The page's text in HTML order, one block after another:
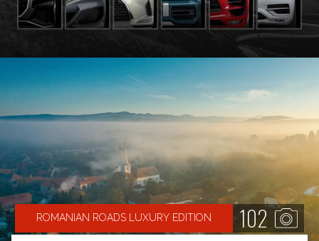
ROMANIAN ROADS LUXURY EDITION 102